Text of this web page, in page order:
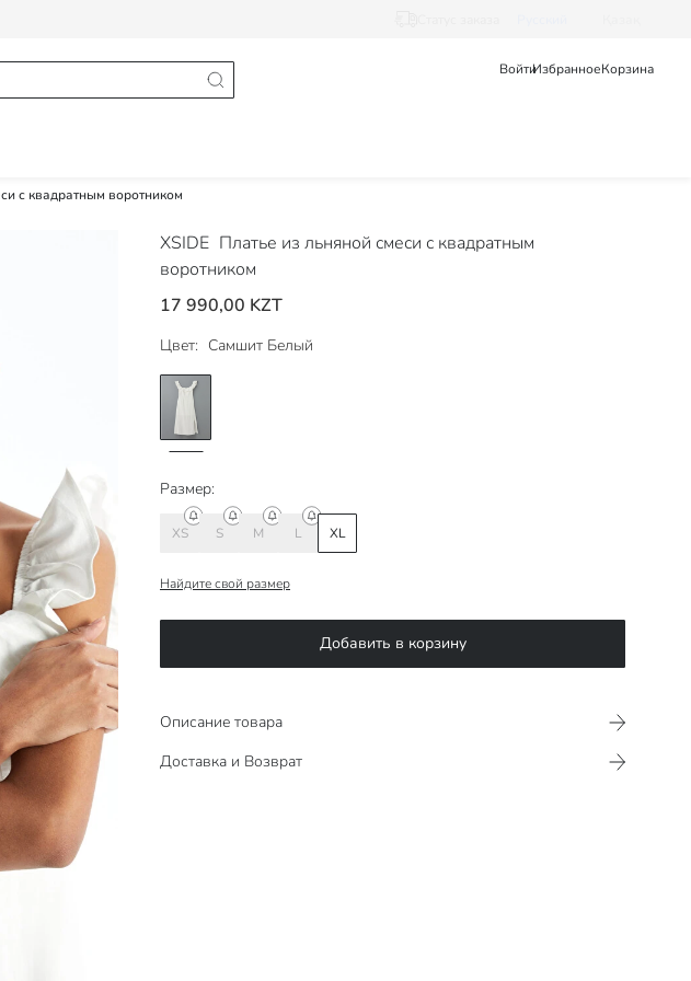
ВойтиИзбранноеКорзина
с квадратным воротником
XSIDE Платье из льняной смеси с квадратным
воротником
17 990,00 KZT
Цвет: Самшит Белый
Размер:
XS S M L XL
Найдите свой размер
Добавить в корзину
Описание товара
Доставка и Возврат